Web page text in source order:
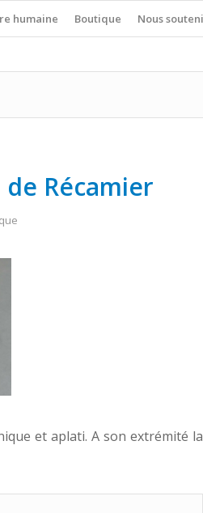
humaine Boutique Nous
Récamier
et aplati. A son extrémité la